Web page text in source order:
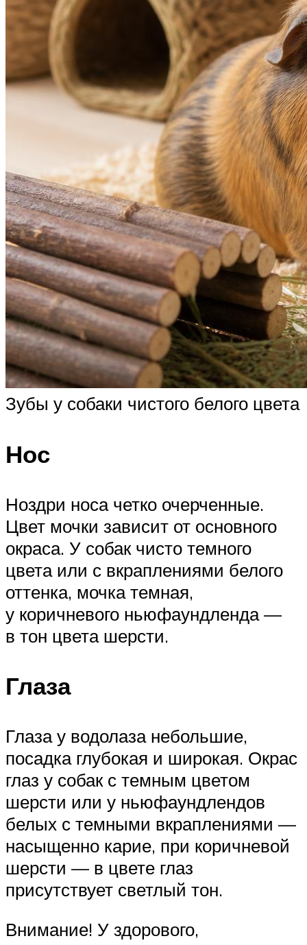
Зубы у собаки чистого белого цвета
Нос
Ноздри носа четко очерченные.
Цвет мочки зависит от основного
окраса. У собак чисто темного
цвета или с вкраплениями белого
оттенка, мочка темная,
у коричневого ньюфаундленда —
в тон цвета шерсти.
Глаза
Глаза у водолаза небольшие,
посадка глубокая и широкая. Окрас
глаз у собак с темным цветом
шерсти или у ньюфаундлендов
белых с темными вкраплениями —
насыщенно карие, при коричневой
шерсти — в цвете глаз
присутствует светлый тон.
Внимание! У здорового,